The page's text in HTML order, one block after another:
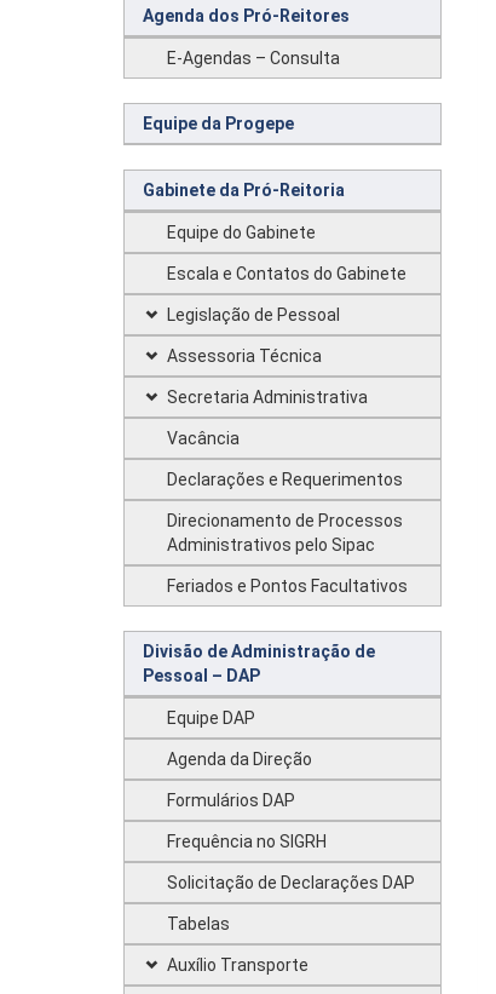
Agenda dos Pró-Reitores
E-Agendas – Consulta
Equipe da Progepe
Gabinete da Pró-Reitoria
Equipe do Gabinete
Escala e Contatos do Gabinete
Legislação de Pessoal
Assessoria Técnica
Secretaria Administrativa
Vacância
Declarações e Requerimentos
Direcionamento de Processos
Administrativos pelo Sipac
Feriados e Pontos Facultativos
Divisão de Administração de
Pessoal – DAP
Equipe DAP
Agenda da Direção
Formulários DAP
Frequência no SIGRH
Solicitação de Declarações DAP
Tabelas
Auxílio Transporte